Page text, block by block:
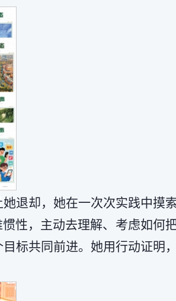
退却，她在一次次实践中摸
性，主动去理解、考虑如何
标共同前进。她用行动证明